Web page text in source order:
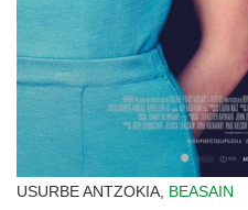
USURBE ANTZOKIA, BEASAIN